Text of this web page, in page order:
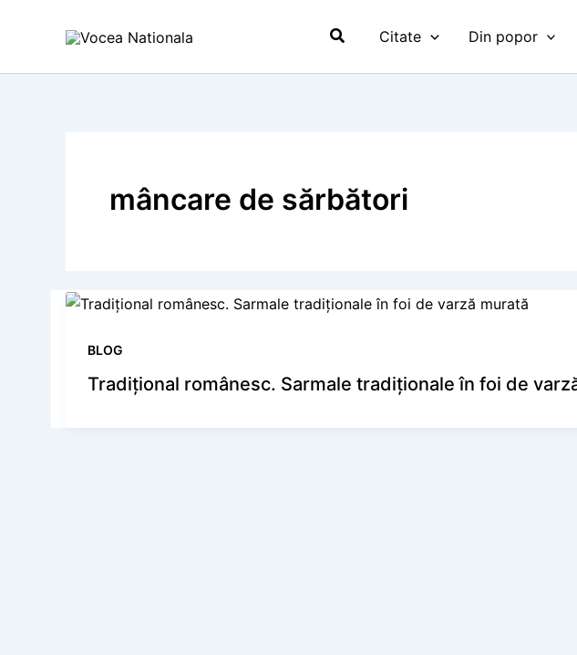
SearchCitate Din popor
mâncare de sărbători
BLOG
Tradiţional românesc. Sarmale tradiționale în foi de